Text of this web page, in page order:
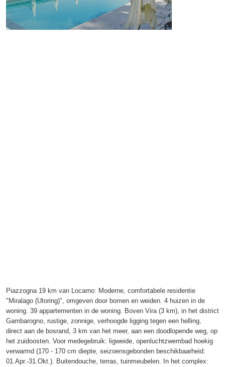
Piazzogna 19 km van Locarno: Moderne, comfortabele residentie
"Miralago (Utoring)", omgeven door bomen en weiden. 4 huizen in de
woning. 39 appartementen in de woning. Boven Vira (3 km), in het district
Gambarogno, rustige, zonnige, verhoogde ligging tegen een helling,
direct aan de bosrand, 3 km van het meer, aan een doodlopende weg, op
het zuidoosten. Voor medegebruik: ligweide, openluchtzwembad hoekig
verwarmd (170 - 170 cm diepte, seizoensgebonden beschikbaarheid:
01.Apr.-31.Okt.). Buitendouche, terras, tuinmeubelen. In het complex: